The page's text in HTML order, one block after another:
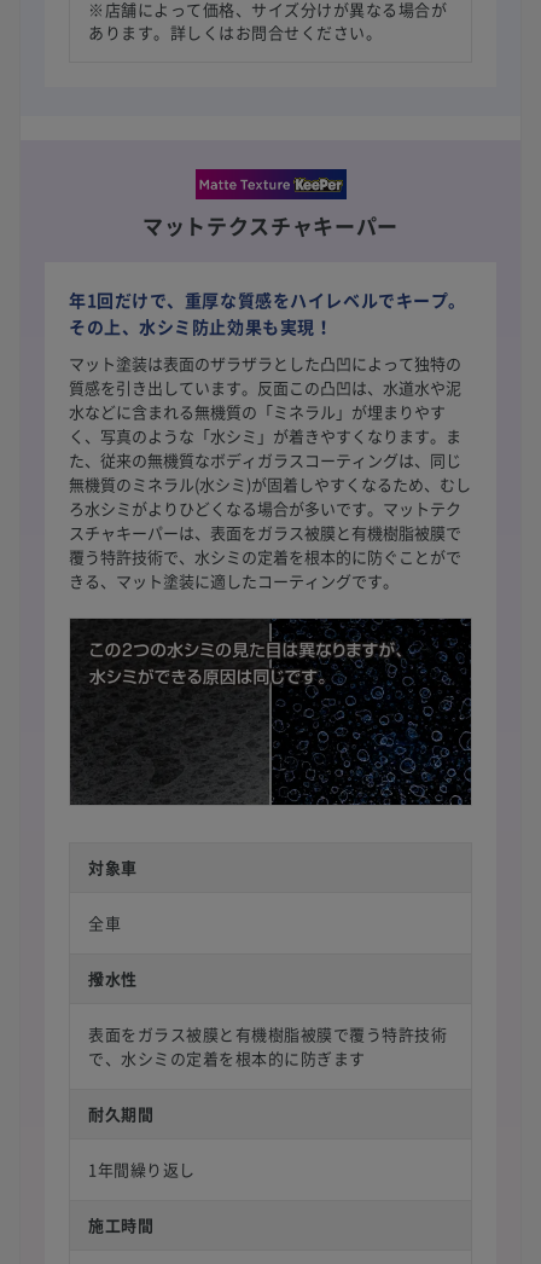
※店舗によって価格、サイズ分けが異なる場合が
あります。詳しくはお問合せください。
マットテクスチャキーパー
年1回だけで、重厚な質感をハイレベルでキープ。
その上、水シミ防止効果も実現！
マット塗装は表面のザラザラとした凸凹によって独特の
質感を引き出しています。反面この凸凹は、水道水や泥
水などに含まれる無機質の「ミネラル」が埋まりやす
く、写真のような「水シミ」が着きやすくなります。ま
た、従来の無機質なボディガラスコーティングは、同じ
無機質のミネラル(水シミ)が固着しやすくなるため、むし
ろ水シミがよりひどくなる場合が多いです。マットテク
スチャキーパーは、表面をガラス被膜と有機樹脂被膜で
覆う特許技術で、水シミの定着を根本的に防ぐことがで
きる、マット塗装に適したコーティングです。
対象車
全車
撥水性
表面をガラス被膜と有機樹脂被膜で覆う特許技術
で、水シミの定着を根本的に防ぎます
耐久期間
1年間繰り返し
施工時間